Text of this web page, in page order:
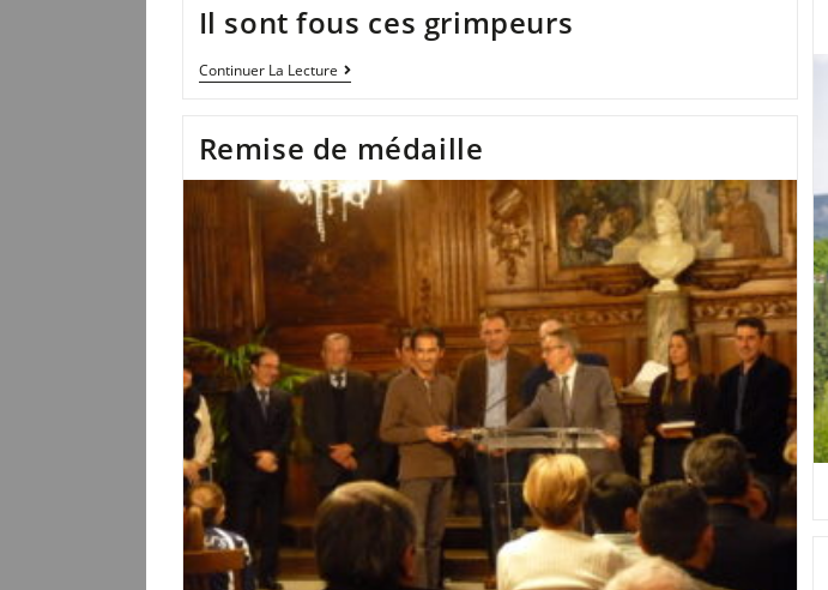
Il sont fous ces grimpeurs
Continuer La Lecture
Remise de médaille